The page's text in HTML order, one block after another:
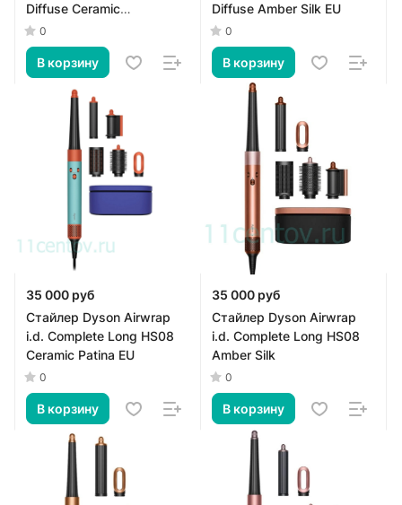
Diffuse Ceramic
Patina/Topaz EU
0
В корзину
Diffuse Amber Silk EU
0
В корзину
35 000 руб
Стайлер Dyson Airwrap
i.d. Complete Long HS08
Ceramic Patina EU
0
В корзину
35 000 руб
Стайлер Dyson Airwrap
i.d. Complete Long HS08
Amber Silk
0
В корзину